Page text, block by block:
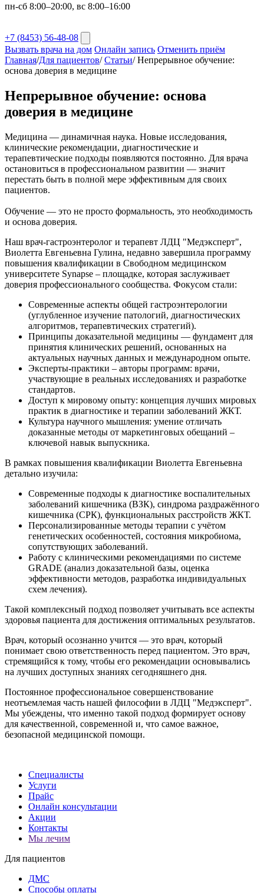
пн-сб 8:00–20:00, вс 8:00–16:00
+7 (8453) 56-48-08
Вызвать врача на дом Онлайн запись Отменить приём
Главная/Для пациентов/ Статьи/ Непрерывное обучение:
основа доверия в медицине
Непрерывное обучение: основа
доверия в медицине
Медицина — динамичная наука. Новые исследования,
клинические рекомендации, диагностические и
терапевтические подходы появляются постоянно. Для врача
остановиться в профессиональном развитии — значит
перестать быть в полной мере эффективным для своих
пациентов.
Обучение — это не просто формальность, это необходимость
и основа доверия.
Наш врач-гастроэнтеролог и терапевт ЛДЦ "Медэксперт",
Виолетта Евгеньевна Гулина, недавно завершила программу
повышения квалификации в Свободном медицинском
университете Synapse – площадке, которая заслуживает
доверия профессионального сообщества. Фокусом стали:
Современные аспекты общей гастроэнтерологии
(углубленное изучение патологий, диагностических
алгоритмов, терапевтических стратегий).
Принципы доказательной медицины — фундамент для
принятия клинических решений, основанных на
актуальных научных данных и международном опыте.
Эксперты-практики – авторы программ: врачи,
участвующие в реальных исследованиях и разработке
стандартов.
Доступ к мировому опыту: концепция лучших мировых
практик в диагностике и терапии заболеваний ЖКТ.
Культура научного мышления: умение отличать
доказанные методы от маркетинговых обещаний –
ключевой навык выпускника.
В рамках повышения квалификации Виолетта Евгеньевна
детально изучила:
Современные подходы к диагностике воспалительных
заболеваний кишечника (ВЗК), синдрома раздражённого
кишечника (СРК), функциональных расстройств ЖКТ.
Персонализированные методы терапии с учётом
генетических особенностей, состояния микробиома,
сопутствующих заболеваний.
Работу с клиническими рекомендациями по системе
GRADE (анализ доказательной базы, оценка
эффективности методов, разработка индивидуальных
схем лечения).
Такой комплексный подход позволяет учитывать все аспекты
здоровья пациента для достижения оптимальных результатов.
Врач, который осознанно учится — это врач, который
понимает свою ответственность перед пациентом. Это врач,
стремящийся к тому, чтобы его рекомендации основывались
на лучших доступных знаниях сегодняшнего дня.
Постоянное профессиональное совершенствование
неотъемлемая часть нашей философии в ЛДЦ "Медэксперт".
Мы убеждены, что именно такой подход формирует основу
для качественной, современной и, что самое важное,
безопасной медицинской помощи.
Специалисты
Услуги
Прайс
Онлайн консультации
Акции
Контакты
Мы лечим
Для пациентов
ДМС
Способы оплаты